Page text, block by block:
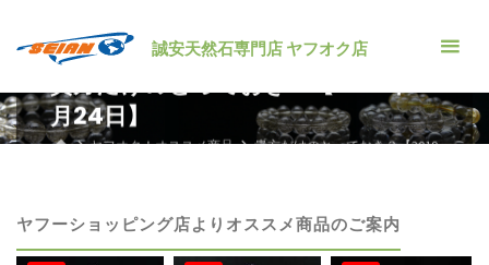
ン
ツ
誠安天然石専門店 ヤフオク店
月24日】
ホ ヤフオク！オススメ商品
貴方だけのとっておき？【2019
ヤフーショッピング店よりオススメ商品のご案内